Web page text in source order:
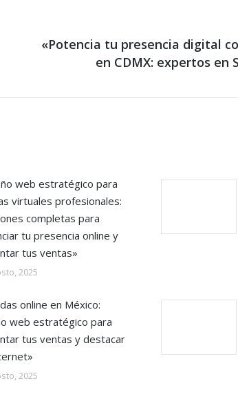
Next
«Potencia tu presencia digital
en CDMX: expertos en
web estratégico para
virtuales profesionales:
completas para
tu presencia online y
tus ventas»
2025
online en México:
web estratégico para
tus ventas y destacar
2025